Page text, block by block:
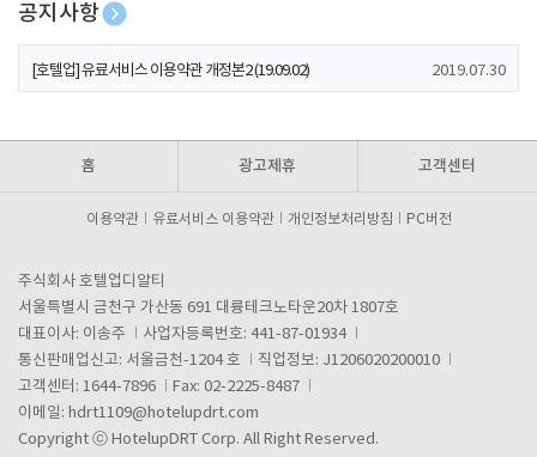
공지사항
[호텔업] 개인정보 처리방침 개정본1 (19.09.02)
[호텔업] 유료서비스 이용약관 개정본2 (19.09.02) 2019.07.30
홈 광고제휴 고객센터
이용약관 유료서비스 이용약관 개인정보처리방침 PC버전
주식회사 호텔업디알티
서울특별시 금천구 가산동 691 대륭테크노타운20차 1807호
대표이사: 이송주
사업자등록번호: 441-87-01934
통신판매업신고: 서울금천-1204 호
직업정보: J1206020200010
고객센터: 1644-7896
Fax: 02-2225-8487
이메일: hdrt1109@hotelupdrt.com
Copyright ⓒ HotelupDRT Corp. All Right Reserved.